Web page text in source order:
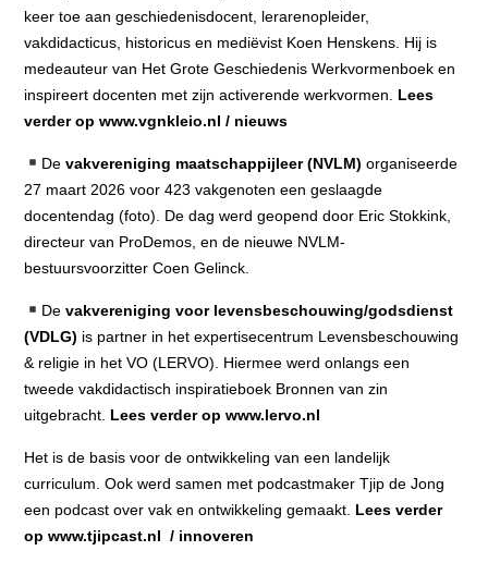
keer toe aan geschiedenisdocent, lerarenopleider,
vakdidacticus, historicus en mediëvist Koen Henskens. Hij is
medeauteur van Het Grote Geschiedenis Werkvormenboek en
inspireert docenten met zijn activerende werkvormen. Lees
verder op www.vgnkleio.nl / nieuws
Devakvereniging maatschappijleer (NVLM) organiseerde
27 maart 2026 voor 423 vakgenoten een geslaagde
docentendag (foto). De dag werd geopend door Eric Stokkink,
directeur van ProDemos, en de nieuwe NVLM-
bestuursvoorzitter Coen Gelinck.
Devakvereniging voor levensbeschouwing/godsdienst
(VDLG) is partner in het expertisecentrum Levensbeschouwing
& religie in het VO (LERVO). Hiermee werd onlangs een
tweede vakdidactisch inspiratieboek Bronnen van zin
uitgebracht. Lees verder op www.lervo.nl
Het is de basis voor de ontwikkeling van een landelijk
curriculum. Ook werd samen met podcastmaker Tjip de Jong
een podcast over vak en ontwikkeling gemaakt. Lees verder
op www.tjipcast.nl / innoveren